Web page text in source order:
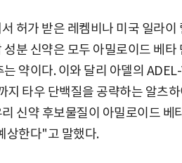
허가 받은 레켐비나 미국 일라
성분 신약은 모두 아밀로이드 베
는 약이다. 이와 달리 아델의
지 타우 단백질을 공략하는 알츠
신약 후보물질이 아밀로이드 베
상한다"고 말했다.